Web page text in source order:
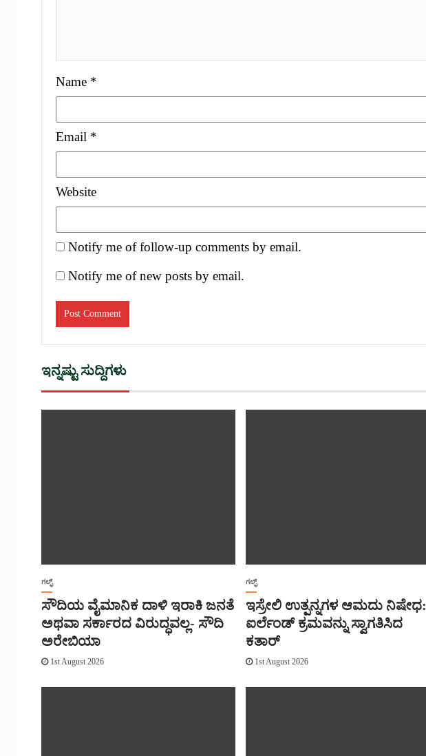
Name *
Email *
Website
Notify me of follow-up comments by email.
Notify me of new posts by email.
ಇನ್ನಷ್ಟು ಸುದ್ದಿಗಳು
ಗಲ್ಫ್
ಸೌದಿಯ ವೈಮಾನಿಕ ದಾಳಿ ಇರಾಕಿ ಜನತೆ
ಅಥವಾ ಸರ್ಕಾರದ ವಿರುದ್ಧವಲ್ಲ- ಸೌದಿ
ಅರೇಬಿಯಾ
1st August 2026
ಗಲ್ಫ್
ಇಸ್ರೇಲಿ ಉತ್ಪನ್ನಗಳ ಆಮದು ನಿಷೇಧ:
ಐರ್ಲೆಂಡ್ ಕ್ರಮವನ್ನು ಸ್ವಾಗತಿಸಿದ
ಕತಾರ್
1st August 2026